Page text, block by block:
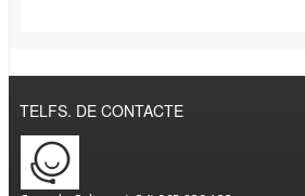
TELFS. DE CONTACTE